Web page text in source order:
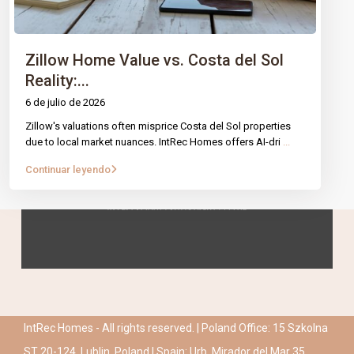
Zillow Home Value vs. Costa del Sol
Reality:...
6 de julio de 2026
Zillow's valuations often misprice Costa del Sol properties
due to local market nuances. IntRec Homes offers AI-dri
Continuar leyendo
IntRec Homes - All rights reserved. | Poland Office: 15 Szkolna